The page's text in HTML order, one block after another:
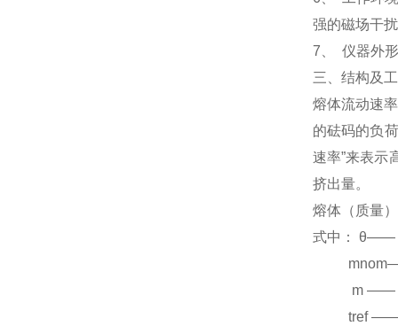
强的磁场干
7、 仪器外
三、结构及
熔体流动速
的砝码的负
速率”来表示
挤出量。
熔体（质量
式中： θ——
mnom
m ——
tref